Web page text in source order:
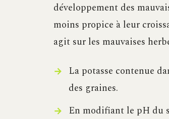
développement des
moins propice à leur
agit sur les mauvaises
La potasse contenue
des graines.
En modifiant le pH du